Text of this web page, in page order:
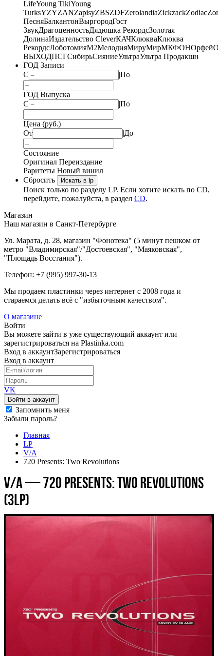
LifeYoung TikiYoung
TurksYZYZANZapisyZBSZDFZerolandiaZickzackZodiac
ПесняБалкантонВыргородГост
ЗвукДрагоценностьДядюшка РекордсЗолотая
ДолинаИздательство CleverКАЧКлюкваКлюква
РекордсЛоботомияМ2МелодияМируМирМКФОНОрфей
ВЫХОДПСГСибирьСияниеУльтраУльтра Продакшн
ГОД Записи
С
|По
ГОД Выпуска
С
|По
Цена (руб.)
От
|До
Состояние
Оригинал Переиздание
Раритеты Новый винил
Сбросить
Искать в lp
Поиск только по разделу LP. Если хотите искать по CD,
перейдите, пожалуйста, в раздел CD.
Магазин
Наш магазин в Санкт-Петербурге
Ул. Марата, д. 28, магазин "Фонотека" (5 минут пешком от
метро "Владимирская"/"Достоевская", "Маяковская",
"Площадь Восстания").
Телефон: +7 (995) 997-30-13
Мы продаем пластинки через интернет c 2008 года и
стараемся делать всё с "избыточным качеством".
О магазине
Войти
Вы можете зайти в уже существующий аккаунт или
зарегистрироваться на Plastinka.com
Вход в аккаунтЗарегистрироваться
Вход в аккаунт
VK
Войти в аккаунт
Запомнить меня
Забыли пароль?
Главная
LP
V/A
720 Presents: Two Revolutions
V/A — 720 Presents: Two Revolutions
(3LP)